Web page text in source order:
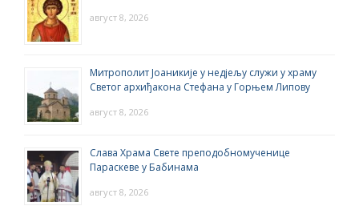
август 8, 2026
Митрополит Јоаникије у недјељу служи у храму
Светог архиђакона Стефана у Горњем Липову
август 8, 2026
Слава Храма Свете преподобномученице
Параскеве у Бабинама
август 8, 2026